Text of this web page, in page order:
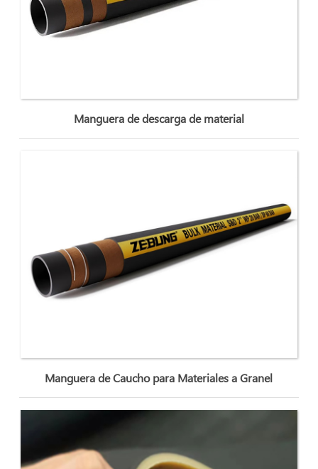
Manguera de descarga de material
Manguera de Caucho para Materiales a Granel